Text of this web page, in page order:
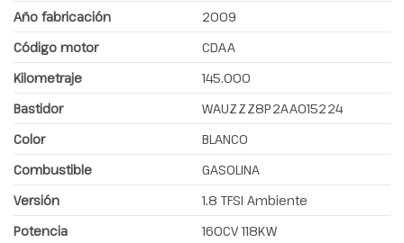
Año fabricación
2009
Código motor
CDAA
Kilometraje
145.000
Bastidor
WAUZZZ8P2AA015224
Color
BLANCO
Combustible
GASOLINA
Versión
1.8 TFSI Ambiente
Potencia
160CV 118KW